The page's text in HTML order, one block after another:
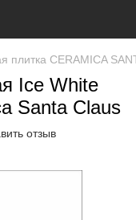
плитка CERAMICA
Ice White
Santa Claus
отзыв